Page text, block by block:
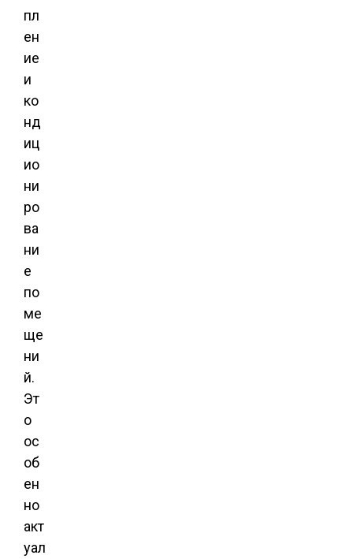
пл
ен
ие
и
ко
нд
иц
ио
ни
ро
ва
ни
е
по
ме
ще
ни
й.
Эт
о
ос
об
ен
но
акт
уал